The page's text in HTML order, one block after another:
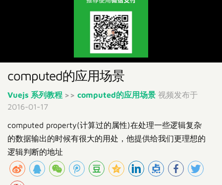
computed的应用场景
Vuejs 系列教程 >> computed的应用场景 视频发布于
2016-01-17
computed property(计算过的属性)在处理一些逻辑复杂
的数据输出的时候有很大的用处，他提供给我们更理想的
逻辑判断的地址